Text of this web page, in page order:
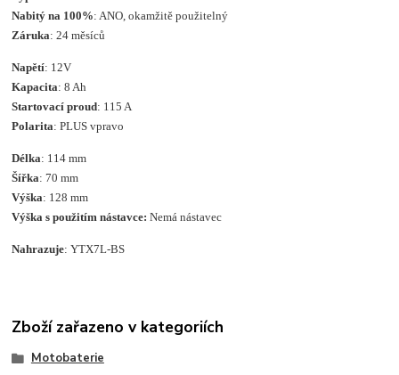
Nabitý na 100%: ANO, okamžitě použitelný
Záruka: 24 měsíců
Napětí: 12V
Kapacita: 8 Ah
Startovací proud: 115 A
Polarita: PLUS vpravo
Délka: 114 mm
Šířka: 70 mm
Výška: 128 mm
Výška s použitím nástavce:Nemá nástavec
Nahrazuje: YTX7L-BS
Zboží zařazeno v kategoriích
Motobaterie